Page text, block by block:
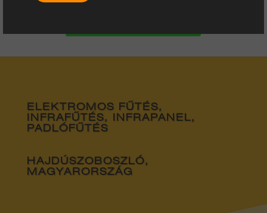
ELEKTROMOS FŰTÉS,
INFRAFŰTÉS, INFRAPANEL,
PADLÓFŰTÉS
HAJDÚSZOBOSZLÓ,
MAGYARORSZÁG